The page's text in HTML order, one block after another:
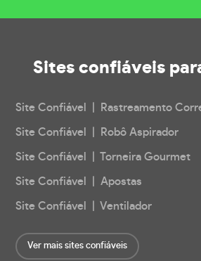
Sites confiáveis
Site Confiável | Rastreamento
Site Confiável | Robô Aspirador
Site Confiável | Torneira Gourmet
Site Confiável | Apostas
Site Confiável | Ventilador
Ver mais sites confiáveis